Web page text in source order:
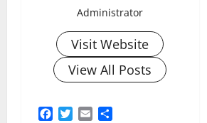
Administrator
Visit Website
View All Posts
Facebook
Twitter
Email